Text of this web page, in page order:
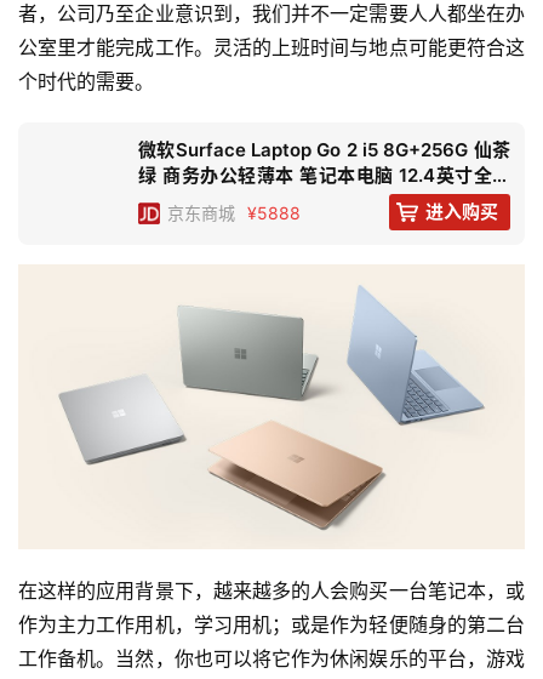
者，公司乃至企业意识到，我们并不一定需要人人都坐在办
公室里才能完成工作。灵活的上班时间与地点可能更符合这
个时代的需要。
微软Surface Laptop Go 2 i5 8G+256G 仙茶
绿 商务办公轻薄本 笔记本电脑 12.4英寸全面
屏触控屏幕
京东商城 ¥5888 进入购买
在这样的应用背景下，越来越多的人会购买一台笔记本，或
作为主力工作用机，学习用机；或是作为轻便随身的第二台
工作备机。当然，你也可以将它作为休闲娱乐的平台，游戏